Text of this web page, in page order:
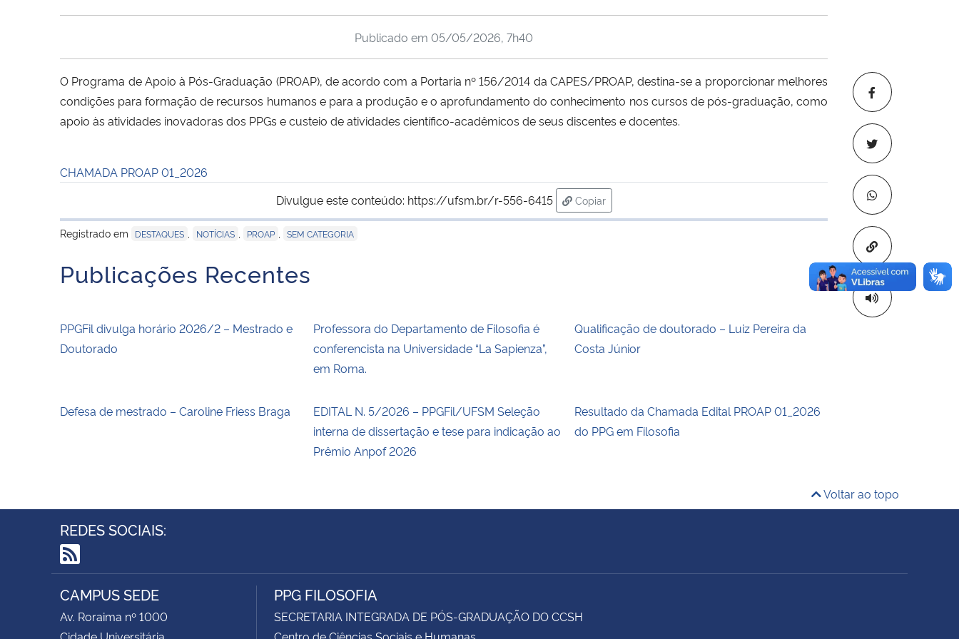
Copiar para
Publicado em 05/05/2026, 7h40
O Programa de Apoio à Pós-Graduação (PROAP), de acordo com a Portaria nº 156/2014 da CAPES/PROAP, destina-se a proporcionar melhores
condições para formação de recursos humanos e para a produção e o aprofundamento do conhecimento nos cursos de pós-graduação, como
apoio às atividades inovadoras dos PPGs e custeio de atividades científico-acadêmicos de seus discentes e docentes.
CHAMADA PROAP 01_2026
Divulgue este conteúdo: https://ufsm.br/r-556-6415
Copiar
para área de transferência
Registrado em
DESTAQUES NOTÍCIAS PROAP SEM CATEGORIA
Publicações Recentes
PPGFil divulga horário 2026/2 – Mestrado e
Doutorado
Professora do Departamento de Filosofia é
conferencista na Universidade “La Sapienza”,
em Roma.
Qualificação de doutorado – Luiz Pereira da
Costa Júnior
Defesa de mestrado – Caroline Friess Braga
EDITAL N. 5/2026 – PPGFil/UFSM Seleção
interna de dissertação e tese para indicação ao
Prêmio Anpof 2026
Resultado da Chamada Edital PROAP 01_2026
do PPG em Filosofia
Voltar ao topo
REDES SOCIAIS:
RSS
CAMPUS SEDE
Av. Roraima nº 1000
Cidade Universitária
PPG FILOSOFIA
SECRETARIA INTEGRADA DE PÓS-GRADUAÇÃO DO CCSH
Centro de Ciências Sociais e Humanas